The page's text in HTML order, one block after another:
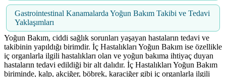
Gastrointestinal Kanamalarda Yoğun Bakım Takibi ve Tedavi
Yaklaşımları
Yoğun Bakım, ciddi sağlık sorunları yaşayan hastaların tedavi ve
takibinin yapıldığı birimdir. İç Hastalıkları Yoğun Bakım ise özellikle
iç organlarla ilgili hastalıkları olan ve yoğun bakıma ihtiyaç duyan
hastaların tedavi edildiği bir alt dalıdır. İç Hastalıkları Yoğun Bakım
biriminde, kalp, akciğer, böbrek, karaciğer gibi iç organlarla ilgili